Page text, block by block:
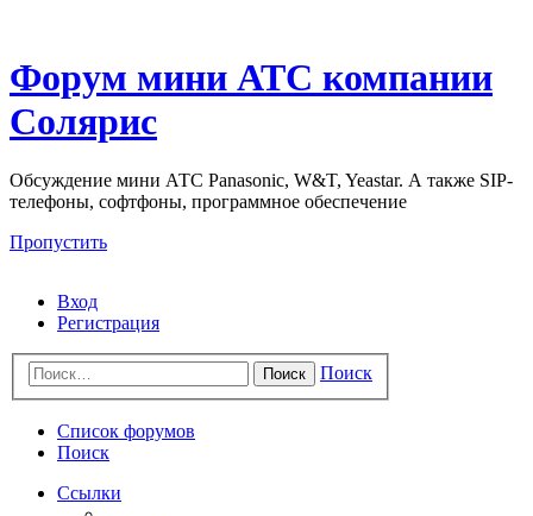
Форум мини АТС компании
Солярис
Обсуждение мини АТС Panasonic, W&T, Yeastar. А также SIP-
телефоны, софтфоны, программное обеспечение
Пропустить
Вход
Регистрация
Поиск Поиск
Список форумов
Поиск
Ссылки